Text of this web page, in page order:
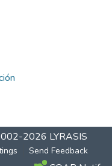
2026 LYRASIS
Send Feedback